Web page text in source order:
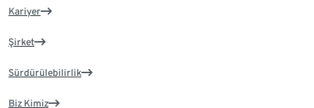
Kariyer
Şirket
Sürdürülebilirlik
Biz Kimiz